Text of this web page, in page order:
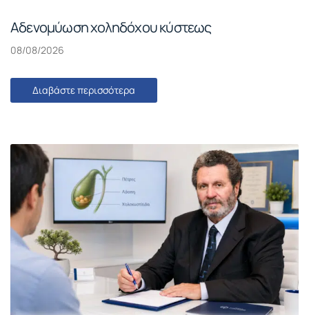
Αδενομύωση χοληδόχου κύστεως
08/08/2026
Διαβάστε περισσότερα